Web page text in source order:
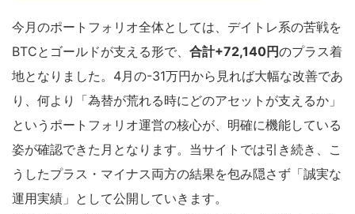
今月のポートフォリオ全体としては、デイトレ系の苦戦を
BTCとゴールドが支える形で、 合計+72,140円のプラス着
地となりました。4月の-31万円から見れば大幅な改善であ
り、何より「為替が荒れる時にどのアセットが支えるか」
というポートフォリオ運営の核心が、明確に機能している
姿が確認できた月となります。当サイトでは引き続き、こ
うしたプラス・マイナス両方の結果を包み隠さず「誠実な
運用実績」として公開していきます。